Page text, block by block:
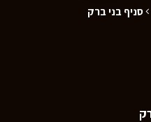
סניף בני ברק